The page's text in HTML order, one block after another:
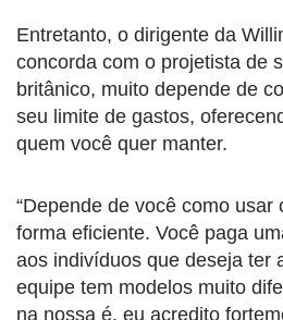
Entretanto, o dirigente da
concorda com o projetista de
britânico, muito depende de
seu limite de gastos,
quem você quer manter.
“Depende de você como usar
forma eficiente. Você paga
aos indivíduos que deseja ter
equipe tem modelos muito
na nossa é, eu acredito